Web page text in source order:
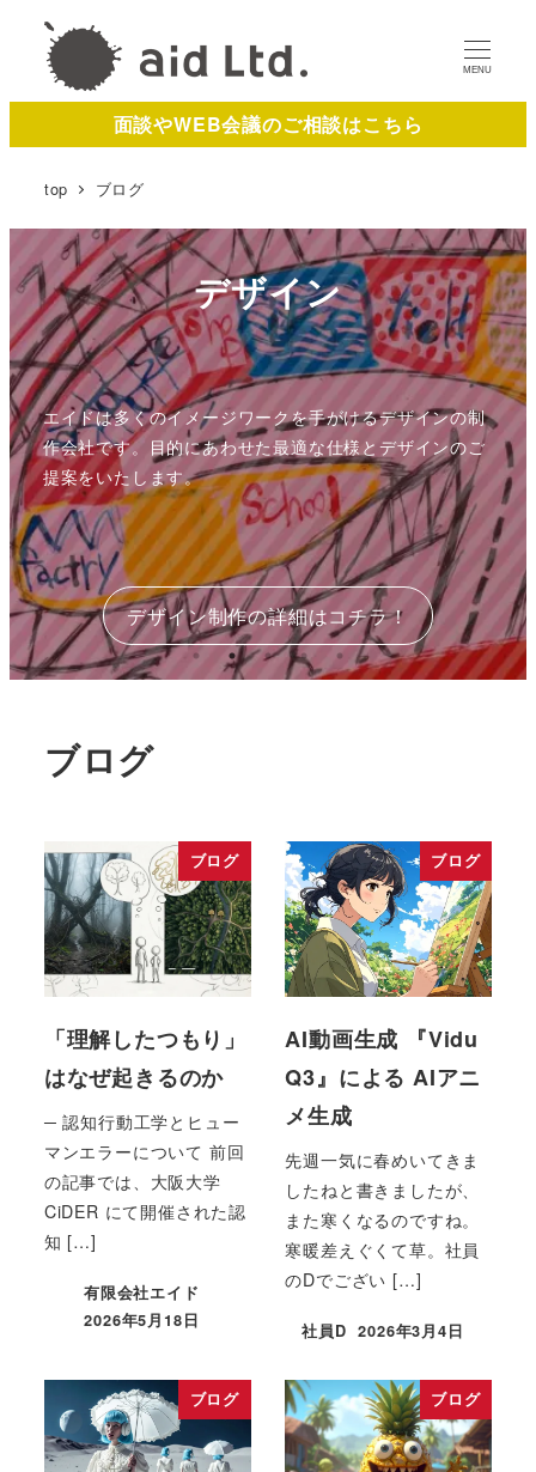
MENU
面談やWEB会議のご相談はこちら
top ブログ
デザイン
エイドは多くのイメージワークを手がけるデザインの制
作会社です。目的にあわせた最適な仕様とデザインのご
提案をいたします。
デザイン制作の詳細はコチラ！
ブログ
ブログ
「理解したつもり」
はなぜ起きるのか
─ 認知行動工学とヒュー
マンエラーについて 前回
の記事では、大阪大学
CiDER にて開催された認
知 […]
有限会社エイド
2026年5月18日
ブログ
AI動画生成 『Vidu
Q3』による AIアニ
メ生成
先週一気に春めいてきま
したねと書きましたが、
また寒くなるのですね。
寒暖差えぐくて草。社員
のDでござい […]
社員D 2026年3月4日
ブログ ブログ